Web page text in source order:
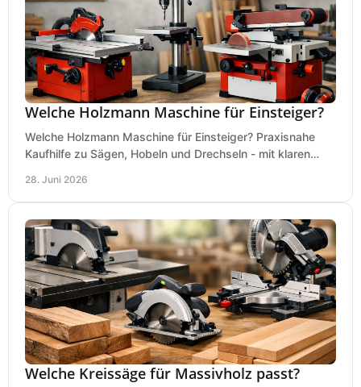
Welche Holzmann Maschine für Einsteiger?
Welche Holzmann Maschine für Einsteiger? Praxisnahe
Kaufhilfe zu Sägen, Hobeln und Drechseln - mit klaren
28. Juni 2026
Welche Kreissäge für Massivholz passt?